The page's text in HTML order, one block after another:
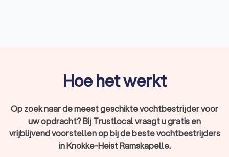
poreuze of beschadigde muren. Neerslag kan daardoor
Vocht in kruipruimte of kelder:Vocht in de kruipruimte of
kelder kan ontstaan door een gebrek aan ventilatie of
door grondwater wat via de vloer binnenkomt. Dit is
schadelijk voor de bouwconstructie en kan leiden tot
Hoe het werkt
Op zoek naar de meest geschikte vochtbestrijder voor
uw opdracht? Bij Trustlocal vraagt u gratis en
vrijblijvend voorstellen op bij de beste vochtbestrijders
in Knokke-Heist Ramskapelle.